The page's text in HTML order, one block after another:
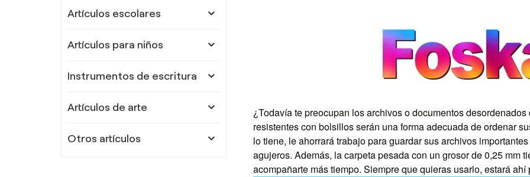
¿Todavía te preocupan los archivos o documentos
resistentes con bolsillos serán una forma adecuada de ordenar
lo tiene, le ahorrará trabajo para guardar sus archivos
agujeros. Además, la carpeta pesada con un grosor de 0,25 mm
acompañarte más tiempo. Siempre que quieras usarlo, estará
Artículos escolares
Artículos para niños
Instrumentos de escritura
Artículos de arte
Otros artículos